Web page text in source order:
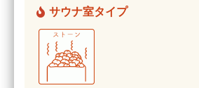
サウナ室タイプ